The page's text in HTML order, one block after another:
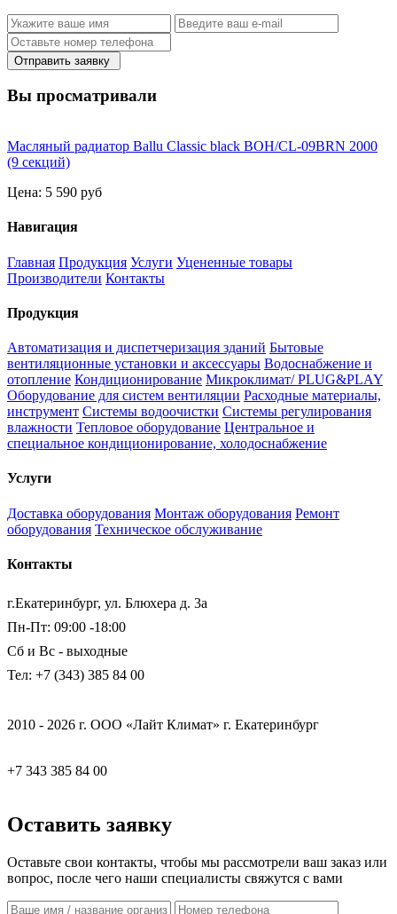
Отправить заявку
Вы просматривали
Масляный радиатор Ballu Classic black BOH/CL-09BRN 2000
(9 секций)
Цена: 5 590 руб
Навигация
Главная Продукция Услуги Уцененные товары
Производители Контакты
Продукция
Автоматизация и диспетчеризация зданий Бытовые
вентиляционные установки и аксессуары Водоснабжение и
отопление Кондиционирование Микроклимат/ PLUG&PLAY
Оборудование для систем вентиляции Расходные материалы,
инструмент Системы водоочистки Системы регулирования
влажности Тепловое оборудование Центральное и
специальное кондиционирование, холодоснабжение
Услуги
Доставка оборудования Монтаж оборудования Ремонт
оборудования Техническое обслуживание
Контакты
г.Екатеринбург, ул. Блюхера д. 3а
Пн-Пт: 09:00 -18:00
Сб и Вс - выходные
Тел: +7 (343) 385 84 00
2010 - 2026 г. ООО «Лайт Климат» г. Екатеринбург
+7 343 385 84 00
Оставить заявку
Оставьте свои контакты, чтобы мы рассмотрели ваш заказ или
вопрос, после чего наши специалисты свяжутся с вами